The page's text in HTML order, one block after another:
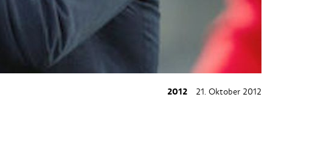
2012 21. Oktober 2012